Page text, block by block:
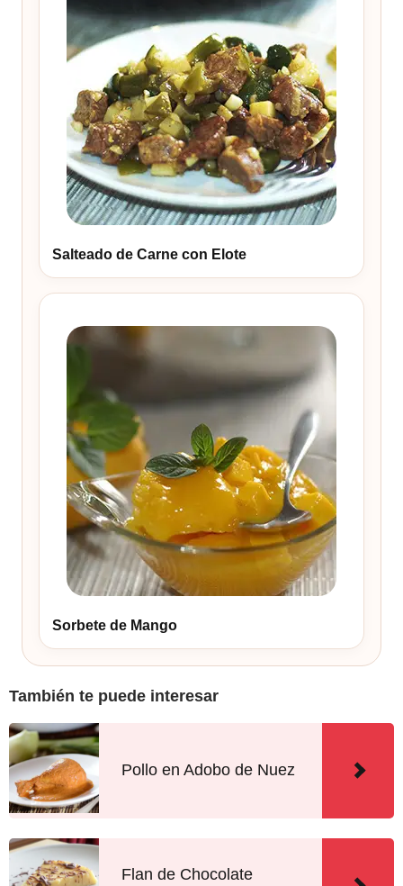
Salteado de Carne con Elote
Sorbete de Mango
También te puede interesar
Pollo en Adobo de Nuez
Flan de Chocolate